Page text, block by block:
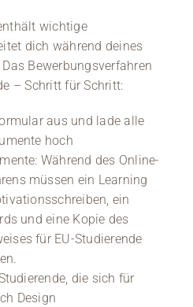
wichtige
dich während deines
Bewerbungsverfahren
– Schritt für Schritt:
aus und lade alle
hoch
Während des Online-
müssen ein Learning
ein
und eine Kopie des
für EU-Studierende
die sich für
Design